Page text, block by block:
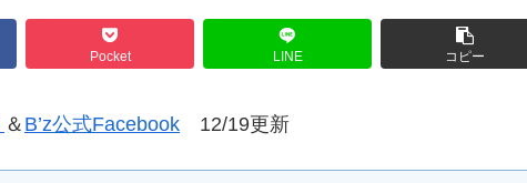
Pocket LINE コピー
＆ B’z公式Facebook 12/19更新